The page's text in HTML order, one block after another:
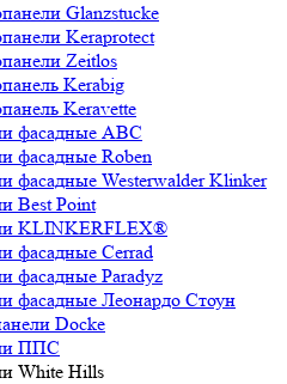
Glanzstucke
Keraprotect
Zeitlos
Kerabig
Keravette
фасадные ABC
фасадные Roben
фасадные Westerwalder Klinker
Best Point
KLINKERFLEX®
фасадные Cerrad
фасадные Paradyz
фасадные Леонардо Стоун
Docke
ППС
White Hills